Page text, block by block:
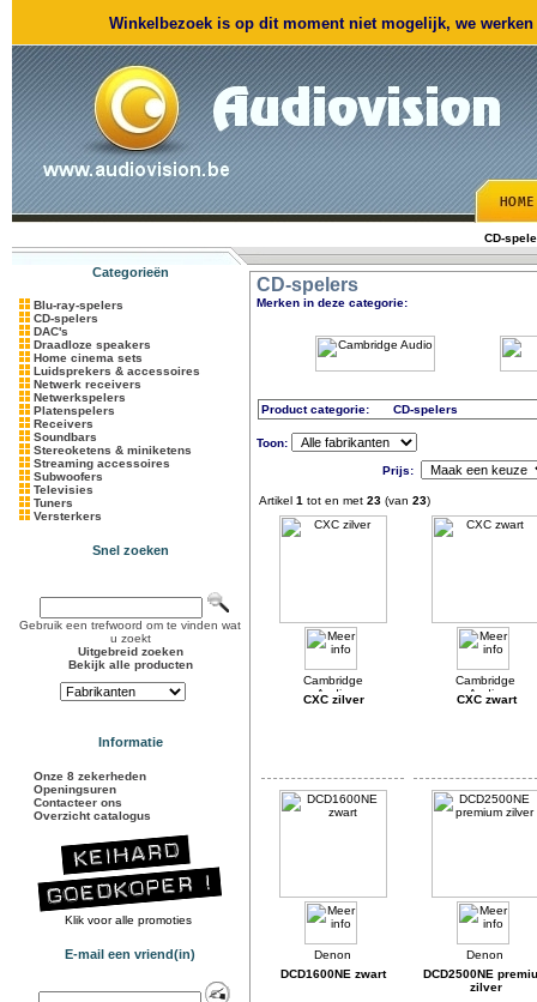
Winkelbezoek is op dit moment niet mogelijk, we
CD-
Categorieën
Blu-ray-spelers
CD-spelers
DAC's
Draadloze speakers
Home cinema sets
Luidsprekers & accessoires
Netwerk receivers
Netwerkspelers
Platenspelers
Receivers
Soundbars
Stereoketens & miniketens
Streaming accessoires
Subwoofers
Televisies
Tuners
Versterkers
Snel zoeken
Gebruik een trefwoord om te vinden wat
u zoekt
Uitgebreid zoeken
Bekijk alle producten
Informatie
Onze 8 zekerheden
Openingsuren
Contacteer ons
Overzicht catalogus
Klik voor alle promoties
E-mail een vriend(in)
CD-spelers
Merken in deze categorie:
Product categorie: CD-spelers
Toon:
Prijs:
Artikel 1 tot en met 23 (van 23)
CXC zilver CXC zwart
DCD1600NE zwart
DCD2500NE
zilver